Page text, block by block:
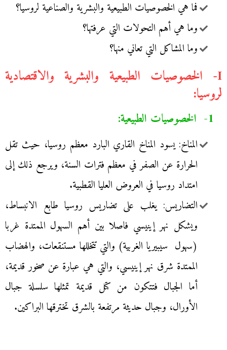
فما هي الخصوصيات الطبيعية والبشرية والصناعية لروسيا؟
وما هي أهم التحولات التي عرفتها؟
وما المشاكل التي تعاني منها؟
I- الخصوصيات الطبيعية والبشرية والاقتصادية
لروسيا:
1- الخصوصيات الطبيعية:
المناخ: يسود المناخ القاري البارد معظم روسيا، حيث تقل
الحرارة عن الصفر في معظم فترات السنة، ويرجع ذلك إلى
امتداد روسيا في العروض العليا القطبية.
التضاريس: يغلب على تضاريس روسيا طابع الانبساط،
ويشكل نهر إينيسي فاصلا بين أهم السهول الممتدة غربا
(سهول سيبيريا الغربية) والتي تتخللها مستنقعات، والهضاب
الممتدة شرق نهر إينيسي، والتي هي عبارة عن صخور قديمة،
أما الجبال فتتكون من كتل قديمة تمثلها سلسلة جبال
الأورال، وجبال حديثة مرتفعة بالشرق تخترقها البراكين.